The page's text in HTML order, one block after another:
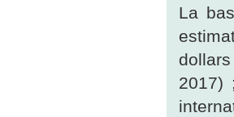
La
2017)